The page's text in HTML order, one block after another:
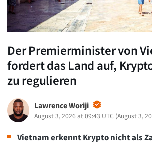
Der Premierminister von
fordert das Land auf,
zu regulieren
Lawrence Woriji
August 3, 2026 at 09:43 UTC (August 3,
Vietnam erkennt Krypto nicht als